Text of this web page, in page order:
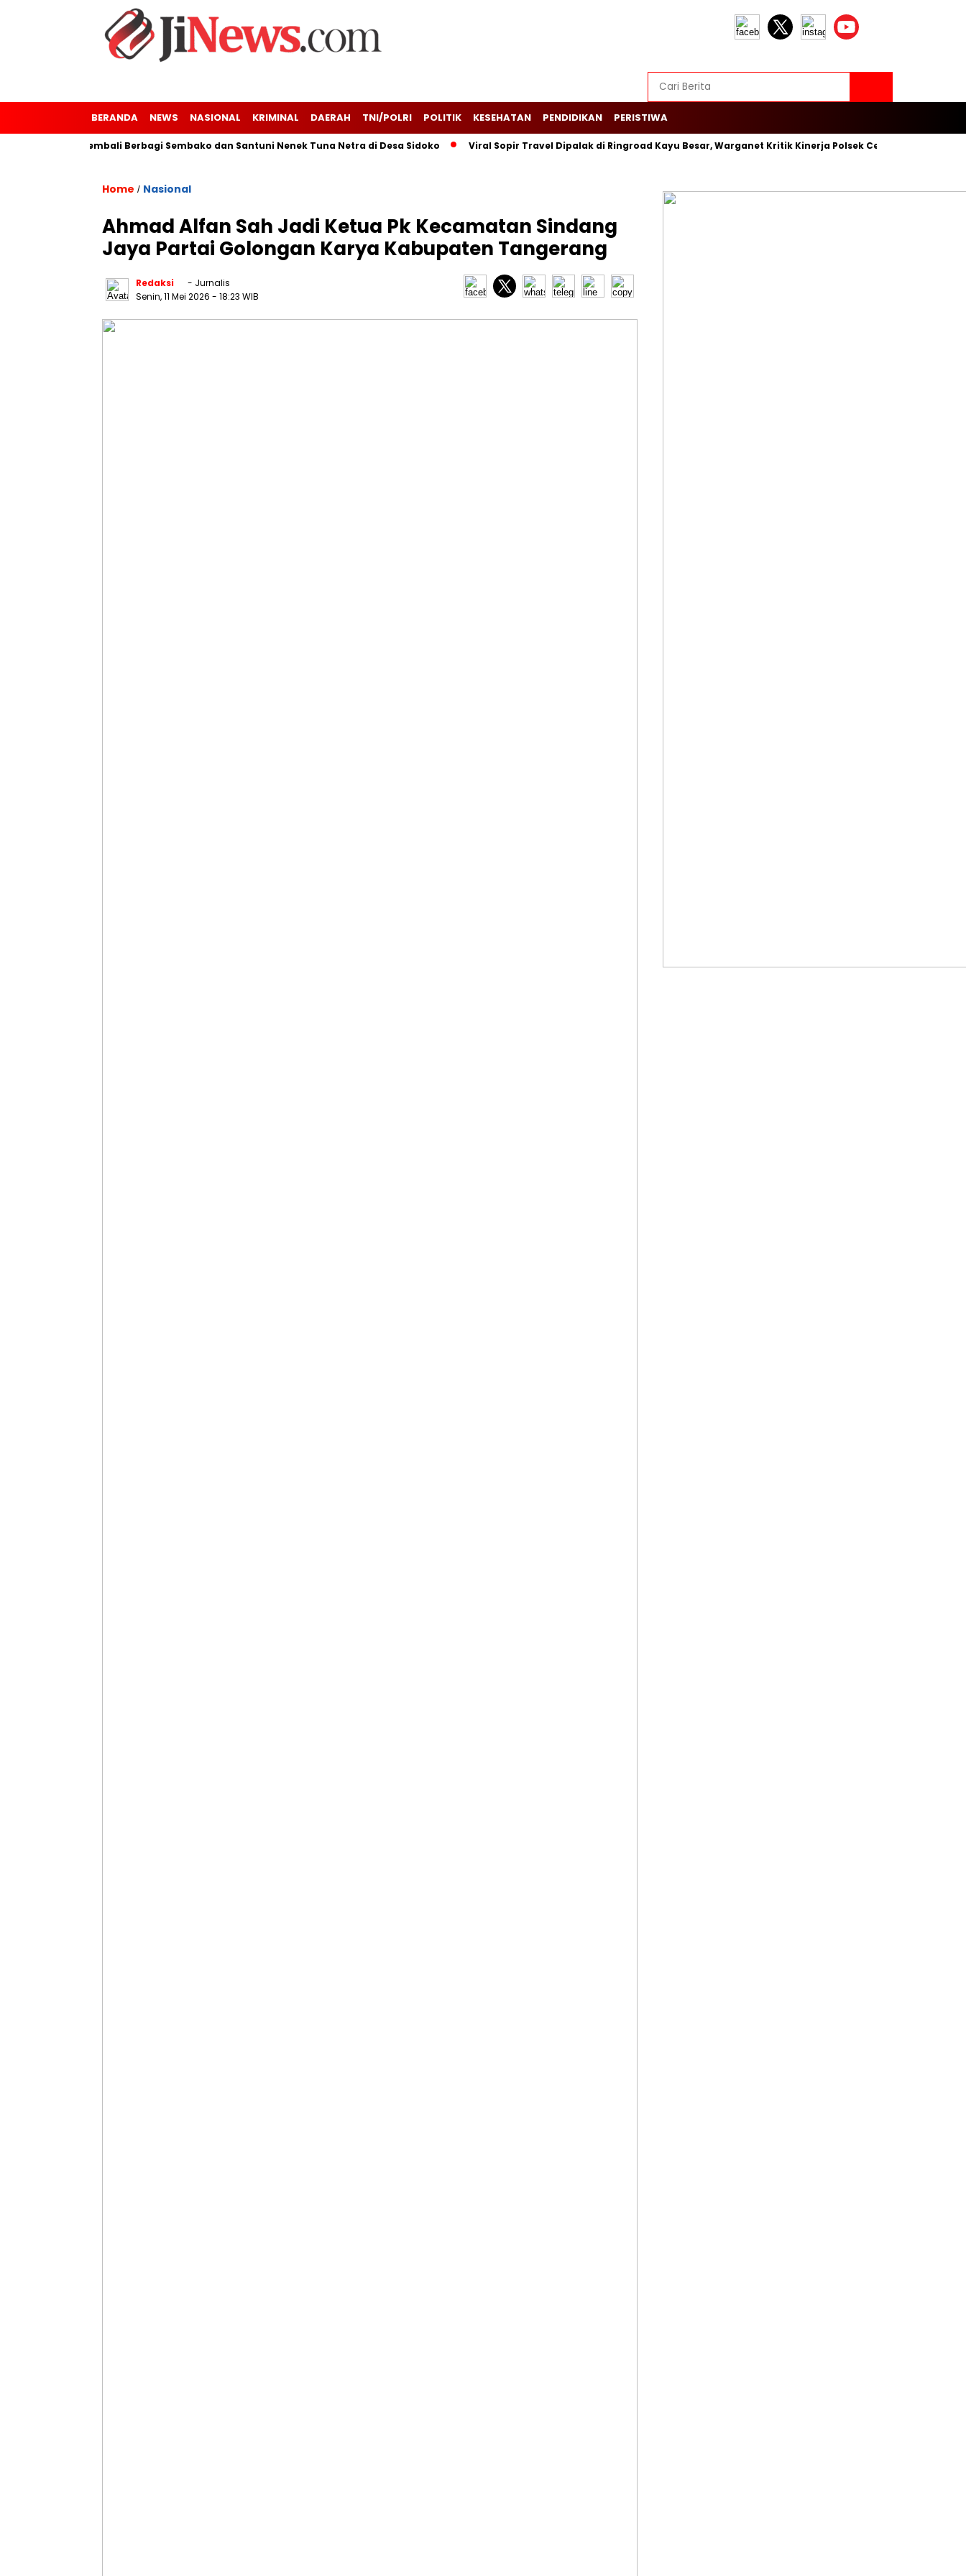
BERANDA NEWS NASIONAL KRIMINAL DAERAH TNI/POLRI POLITIK KESEHATAN PENDIDIKAN PERISTIWA
Kresek Kembali Berbagi Sembako dan Santuni Nenek Tuna Netra di Desa Sidoko Viral Sopir Travel Dipalak di Ringroad Kayu Besar, Warganet Kritik Kinerja Polsek Cengkareng
Home / Nasional
‎Ahmad Alfan Sah Jadi Ketua Pk Kecamatan Sindang
Jaya Partai Golongan Karya Kabupaten Tangerang
Redaksi
- Jurnalis
Senin, 11 Mei 2026 - 18:23 WIB